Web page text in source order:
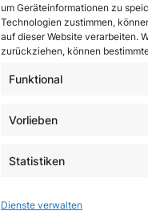
um Geräteinformationen zu
Technologien zustimmen,
auf dieser Website verarbeiten.
zurückziehen, können
Funktional
Vorlieben
Statistiken
Dienste verwalten